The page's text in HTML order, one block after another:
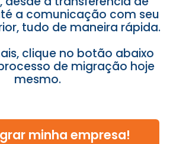
a comunicação com seu
tudo de maneira rápida.
clique no botão abaixo
de migração hoje
mesmo.
minha empresa!